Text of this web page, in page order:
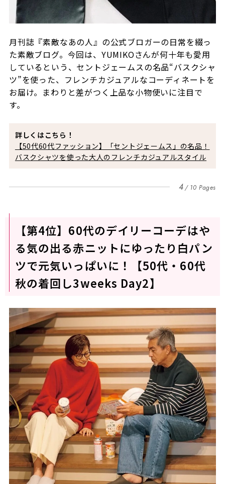
月刊誌『素敵なあの人』の公式ブロガーの日常を綴っ
た素敵ブログ。今回は、YUMIKOさんが何十年も愛用
しているという、セントジェームスの名品“バスクシャ
ツ”を使った、フレンチカジュアルなコーディネートを
お届け。まわりと差がつく上品な小物使いに注目で
す。
詳しくはこちら！
【50代60代ファッション】「セントジェームス」の名品！
バスクシャツを使った大人のフレンチカジュアルスタイル
4 10 Pages
【第4位】60代のデイリーコーデはや
る気の出る赤ニットにゆったり白パン
ツで元気いっぱいに！【50代・60代
秋の着回し3weeks Day2】